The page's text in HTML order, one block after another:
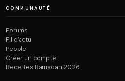
COMMUNAUTÉ
Forums
Fil d’actu
People
Créer un compte
Recettes Ramadan 2026